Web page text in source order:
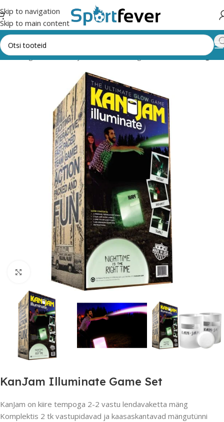
Skip to navigation
Skip to main content
kategooriad Õue- ja seltskonnamängud Muud õuemängud
Suurendamiseks klõpsake
KanJam Illuminate Game Set
KanJam on kiire tempoga 2-2 vastu lendavaketta mäng
Komplektis 2 tk vastupidavad ja kaasaskantavad mängutünni